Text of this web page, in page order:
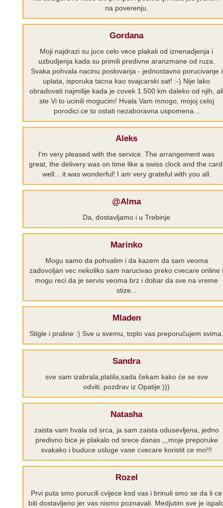
na poverenju.
Gordana
Moji najdrazi su juce celo vece plakali od iznenadjenja i
uzbudjenja kada su primili predivne aranzmane od ruza.
Svaka pohvala nacinu poslovanja - jednostavno porucivanje i
uplata, isporuka tacna kao svajcarski sat! :-) Nije lako
obradovati najmilije kada je covek 1.500 km daleko od njih, ali
ste Vi to ucinili mogucim! Hvala Vam mnogo, mojoj celoj
porodici ce to ostati nezaboravna uspomena...
Aleks
I'm very pleased with the service. The arrangement was
great, the delivery was on time like a swiss clock and the
well... it was wonderful! I am very grateful with you all.
@Alma
Da, dostavljamo i u Trebinje
Marinko
Mogu samo da pohvalim i da kazem da sam veoma
zadovoljan vec nekoliko sam narucivao preko cvecare online i
mogu reci da je servis veoma brz i dobar da sve na vreme
stize...
Mladen
Stigle i praline :) Sve u svemu, toplo vas preporučujem svima.
Sandra
sve sam izabrala,platila,sada čekam kako će se sve
odviti..pozdrav iz Opatije:)))
Natasha
zaista vam hvala od srca, ja sam zaista odusevljena, jedno
predivno bice je plakalo od srece danas ,,,moje preporuke
svakako i buduce usluge vase cvecare koristit ce mo!!!
Rozel
Prvi puta smo porucili cvijece kod vas i brinuli smo se da li ce
biti dostavljeno jer vas nismo poznavali. Medjutim sve je